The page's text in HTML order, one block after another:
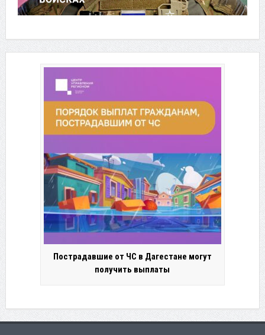
Пострадавшие от ЧС в Дагестане могут
получить выплаты